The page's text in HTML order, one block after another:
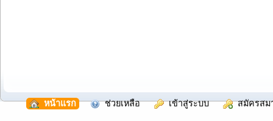
หน้าแรก ช่วยเหลือ เข้าสู่ระบบ สมัครสม